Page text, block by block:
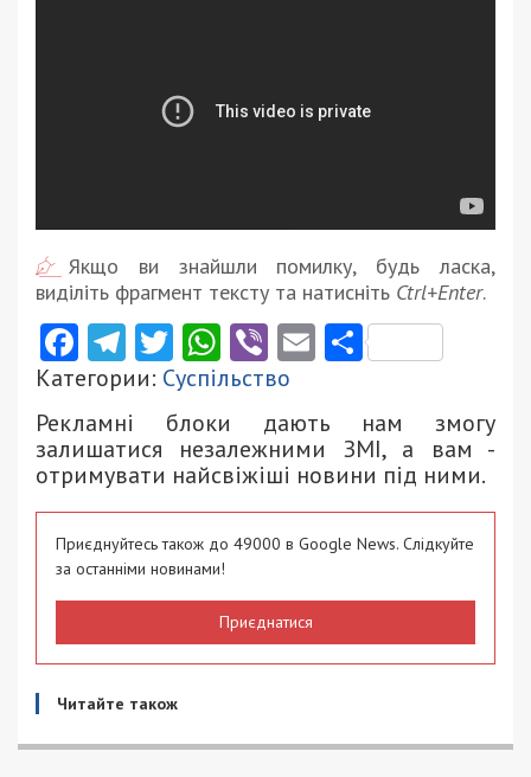
Якщо ви знайшли помилку, будь ласка,
виділіть фрагмент тексту та натисніть Ctrl+Enter.
Facebook
Telegram
Twitter
WhatsApp
ViberEmail
Категории: Суспільство
Рекламні блоки дають нам змогу
залишатися незалежними ЗМІ, а вам -
отримувати найсвіжіші новини під ними.
Приєднуйтесь також до 49000 в Google News. Слідкуйте
за останніми новинами!
Приєднатися
Читайте також